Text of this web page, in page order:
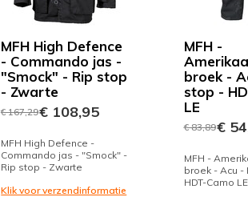
MFH High Defence
- Commando jas -
"Smock" - Rip stop
- Zwarte
€ 167,29€ 108,95
MFH High Defence -
Commando jas - "Smock" -
Rip stop - Zwarte
Klik voor verzendinformatie
MFH -
broek -
stop -
LE
€ 83,89€
MFH -
broek - Acu -
HDT-Camo LE